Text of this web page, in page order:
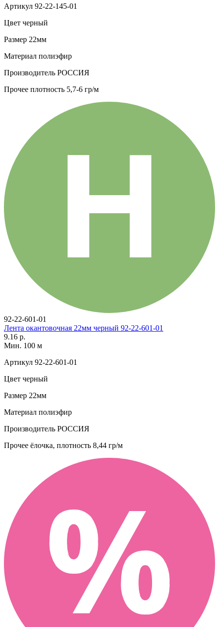
Артикул 92-22-145-01
Цвет черный
Размер 22мм
Материал полиэфир
Производитель РОССИЯ
Прочее плотность 5,7-6 гр/м
92-22-601-01
Лента окантовочная 22мм черный 92-22-601-01
9.16 р.
Мин. 100 м
Артикул 92-22-601-01
Цвет черный
Размер 22мм
Материал полиэфир
Производитель РОССИЯ
Прочее ёлочка, плотность 8,44 гр/м